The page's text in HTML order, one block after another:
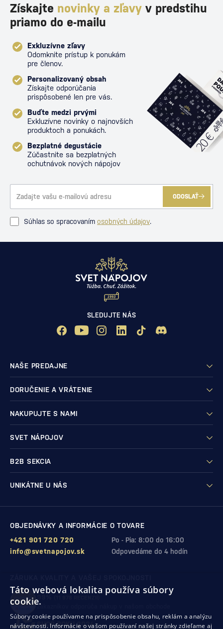
Získajte novinky a zľavy v predstihu
priamo do e-mailu
Exkluzívne zľavy
Odomknite prístup k ponukám
pre členov.
Personalizovaný obsah
Získajte odporúčania
prispôsobené len pre vás.
Buďte medzi prvými
Exkluzívne novinky o najnovších
produktoch a ponukách.
Bezplatné degustácie
Zúčastnite sa bezplatných
ochutnávok nových nápojov
ODOSLAŤ
Súhlas so spracovaním osobných údajov.
SLEDUJTE NÁS
NAŠE PREDAJNE
DORUČENIE A VRÁTENIE
NAKUPUJTE S NAMI
SVET NÁPOJOV
B2B SEKCIA
UNIKÁTNE U NÁS
OBJEDNÁVKY A INFORMÁCIE O TOVARE
Po - Pia: 8:00 do 16:00
+421 901 720 720
Odpovedáme do 4 hodín
info@svetnapojov.sk
zákazníkov odporúča nákup v našom obchode
SHOP ROKU 2024
Táto webová lokalita používa súbory
cookie.
Súbory cookie používame na prispôsobenie obsahu, reklám a analýzu
návštevnosti. Informácie o vašom používaní našej stránky zdieľame aj